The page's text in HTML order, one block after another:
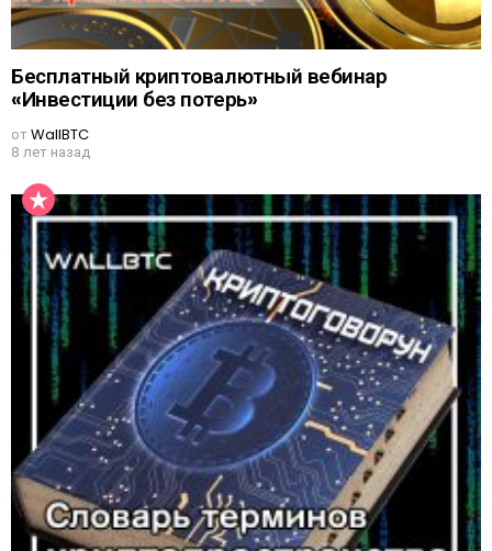
Бесплатный криптовалютный вебинар
«Инвестиции без потерь»
отWallBTC
8 лет назад